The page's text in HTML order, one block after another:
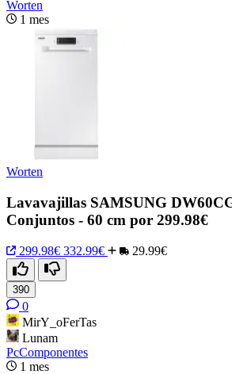
Worten
1 mes
Worten
Lavavajillas SAMSUNG
Conjuntos - 60 cm por 299.98€
299.98€ 332.99€ 29.99€
390
0
MirY_oFerTas
Lunam
PcComponentes
1 mes